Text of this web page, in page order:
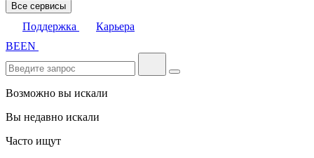
Все сервисы
Поддержка
Карьера
BEEN
Возможно вы искали
Вы недавно искали
Часто ищут